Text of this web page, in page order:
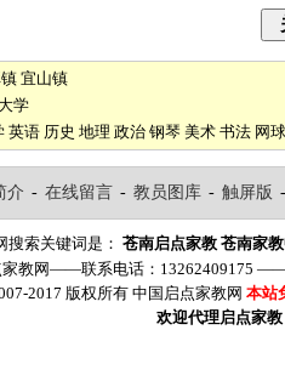
宜山镇
学
英语 历史 地理 政治 钢琴 美术 书法 网球
介 - 在线留言 - 教员图库 - 触屏版
搜索关键词是： 苍南启点家教 苍南家
家教网——联系电话：13262409175
2017 版权所有 中国启点家教网 本站
欢迎代理启点家